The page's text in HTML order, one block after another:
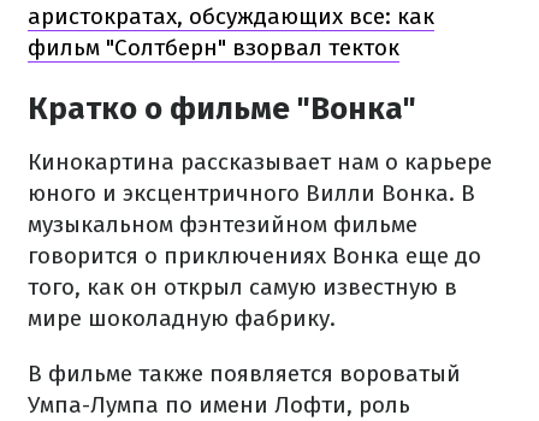
аристократах, обсуждающих все: как
фильм "Солтберн" взорвал текток
Кратко о фильме "Вонка"
Кинокартина рассказывает нам о карьере
юного и эксцентричного Вилли Вонка. В
музыкальном фэнтезийном фильме
говорится о приключениях Вонка еще до
того, как он открыл самую известную в
мире шоколадную фабрику.
В фильме также появляется вороватый
Умпа-Лумпа по имени Лофти, роль